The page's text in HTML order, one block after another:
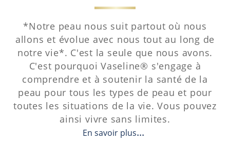
*Notre peau nous suit partout où nous
allons et évolue avec nous tout au long de
notre vie*. C'est la seule que nous avons.
C'est pourquoi Vaseline® s'engage à
comprendre et à soutenir la santé de la
peau pour tous les types de peau et pour
toutes les situations de la vie. Vous pouvez
ainsi vivre sans limites.
En savoir plus